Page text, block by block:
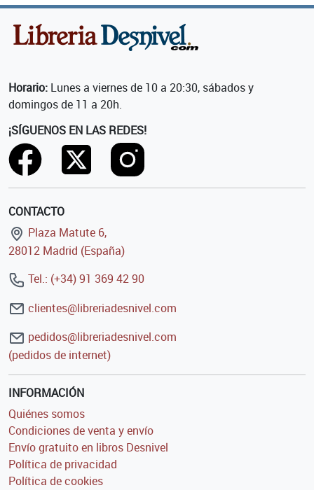
Horario: Lunes a viernes de 10 a 20:30, sábados y
domingos de 11 a 20h.
¡SÍGUENOS EN LAS REDES!
CONTACTO
Plaza Matute 6,
28012 Madrid (España)
Tel.: (+34) 91 369 42 90
clientes@libreriadesnivel.com
pedidos@libreriadesnivel.com
(pedidos de internet)
INFORMACIÓN
Quiénes somos
Condiciones de venta y envío
Envío gratuito en libros Desnivel
Política de privacidad
Política de cookies